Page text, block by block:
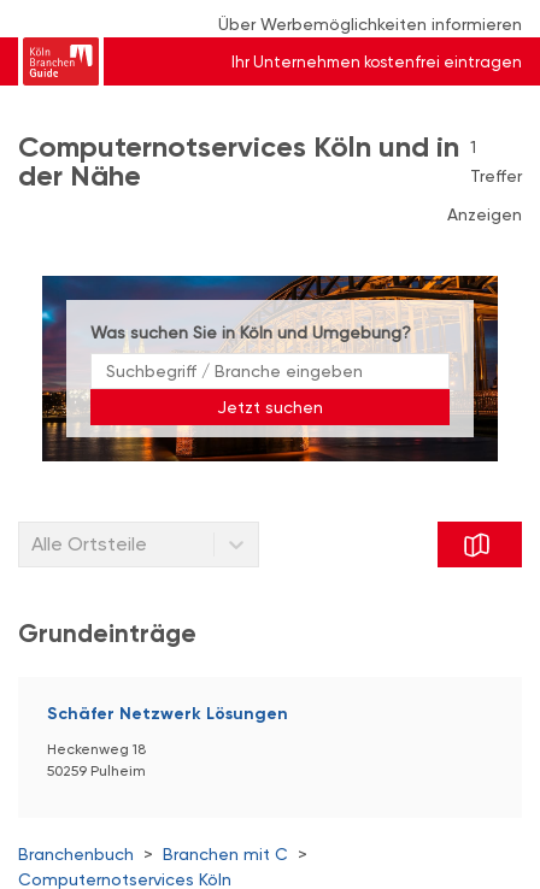
Über Werbemöglichkeiten informieren
Ihr Unternehmen kostenfrei eintragen
Computernotservices Köln und in
der Nähe
1
Treffer
Anzeigen
Was suchen Sie in Köln und Umgebung?
Jetzt suchen
Alle Ortsteile
Grundeinträge
Schäfer Netzwerk Lösungen
Heckenweg 18
50259 Pulheim
Branchenbuch > Branchen mit C
>
Computernotservices Köln